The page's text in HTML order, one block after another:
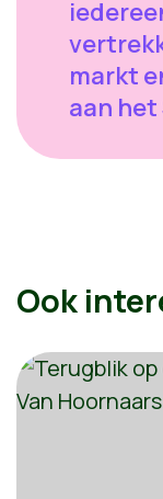
markt
aan het
Ook